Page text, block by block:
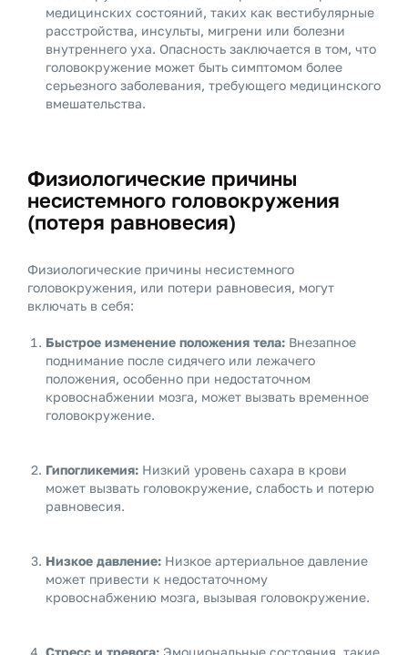
медицинских состояний, таких как вестибулярные
расстройства, инсульты, мигрени или болезни
внутреннего уха. Опасность заключается в том, что
головокружение может быть симптомом более
серьезного заболевания, требующего медицинского
вмешательства.
Физиологические причины
несистемного головокружения
(потеря равновесия)
Физиологические причины несистемного
головокружения, или потери равновесия, могут
включать в себя:
Быстрое изменение положения тела: Внезапное
поднимание после сидячего или лежачего
положения, особенно при недостаточном
кровоснабжении мозга, может вызвать временное
головокружение.
Гипогликемия: Низкий уровень сахара в крови
может вызвать головокружение, слабость и потерю
равновесия.
Низкое давление: Низкое артериальное давление
может привести к недостаточному
кровоснабжению мозга, вызывая головокружение.
Стресс и тревога: Эмоциональные состояния, такие